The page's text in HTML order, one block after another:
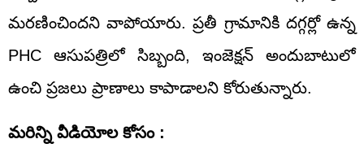
మరణించిందని వాపోయారు. ప్రతీ గ్రామానికి దగ్గర్లో ఉన్న
PHC ఆసుపత్రిలో సిబ్బంది, ఇంజెక్షన్ అందుబాటులో
ఉంచి ప్రజలు ప్రాణాలు కాపాడాలని కోరుతున్నారు.
మరిన్ని వీడియోల కోసం :